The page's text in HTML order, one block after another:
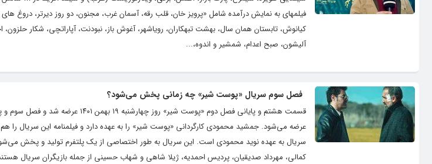
فیلمهای به نمایش درآمده شامل «پرویز خان، قلب رقه، آسمان غرب، مجنون، دو روز دیرتر، دروغ
کیانوش، تابستان همان سال، بهشت تبهکاران، رویاشهر، آغوش باز، نبودنت، آپاراتچی، شکار
آلیشون، صبح اعدام، شمشیر و اندوه،...
فصل سوم سریال «پوست شیر» چه زمانی پخش می‌شود؟
عرضه می‌شود. جمشید محمودی کارگردانی «پوست شیر» را به عهده دارد و فیلمنامه این سریال را هم
سریال به عهده نوید محمودی است. این سریال به طور اختصاصی از یک پلتفرم تولید و پخش می‌شود.
کمالی، مهرداد صدیقیان، پردیس احمدیه، ژیلا شاهی و شهاب حسینی از جمله بازیگران سریال